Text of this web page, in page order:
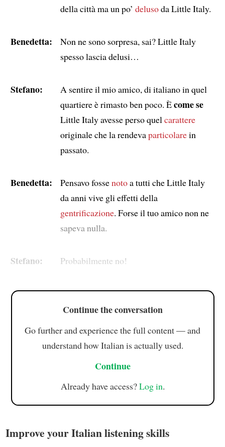
della città ma un po’ delusoda Little Italy.
Benedetta:
Non ne sono sorpresa, sai? Little Italy
spesso lascia delusi…
Stefano:
A sentire il mio amico, di italiano in quel
quartiere è rimasto ben poco. Ècome se
Little Italy avesse perso quel carattere
originale che la rendevaparticolarein
passato.
Benedetta: Pensavo fossenotoa tutti che Little Italy
da anni vive gli effetti della
gentrificazione. Forse il tuo amico non ne
sapeva nulla.
Stefano: Probabilmente no!
Continue the conversation
Go further and experience the full content — and
understand how Italian is actually used.
Continue
Already have access?Log in.
Improve your Italian listening skills